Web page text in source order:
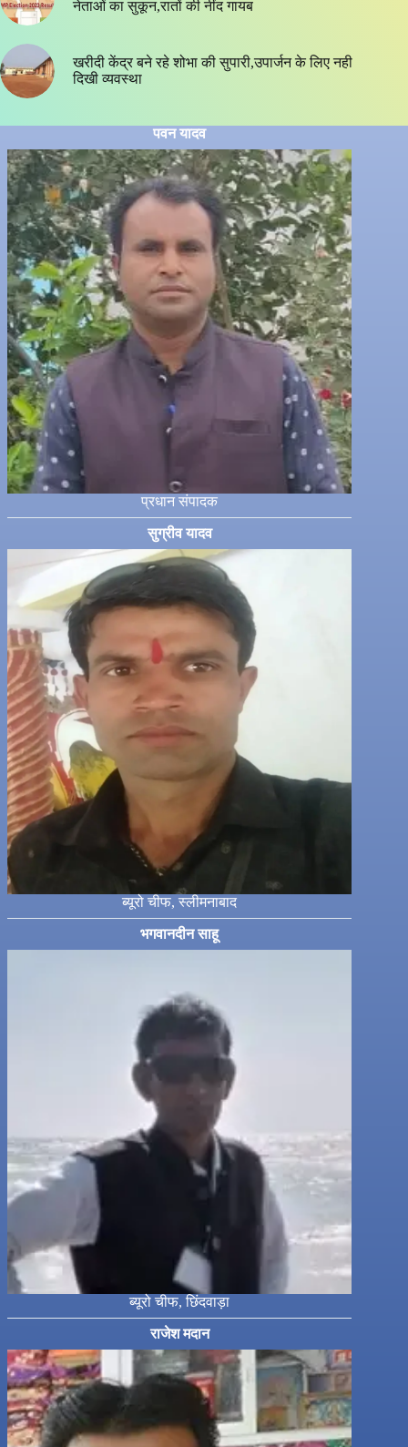
नेताओं का सुकून,रातों की नींद गायब
खरीदी केंद्र बने रहे शोभा की सुपारी,उपार्जन के लिए नही
दिखी व्यवस्था
पवन यादव
प्रधान संपादक
सुग्रीव यादव
ब्यूरो चीफ, स्लीमनाबाद
भगवानदीन साहू
ब्यूरो चीफ, छिंदवाड़ा
राजेश मदान